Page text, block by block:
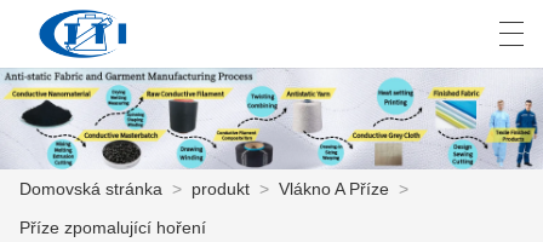
DOMOVSKÁ STRÁNKA
العربية česky Deutsch English
Domovská stránka > produkt > Vlákno A Příze >
Příze zpomalující hoření